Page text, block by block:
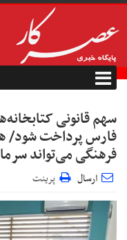
سهم قانونی
فارس پرداخت شود/
فرهنگی می‌تواند
ارسال پرینت